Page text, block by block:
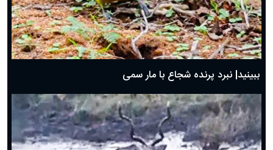
ببینید| نبرد پرنده شجاع با مار سمی